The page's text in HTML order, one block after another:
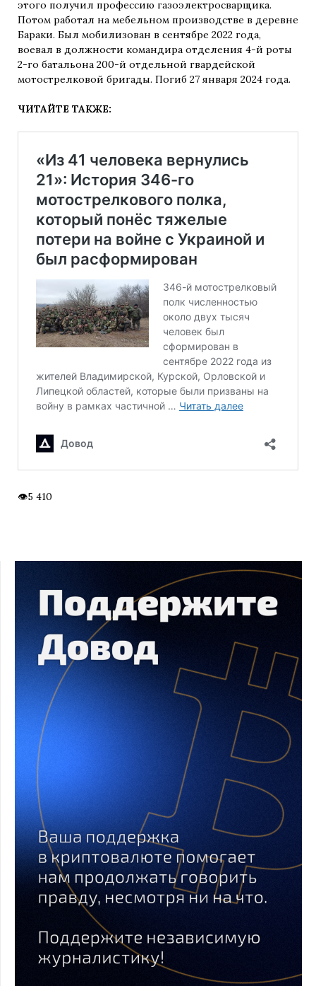
этого получил профессию газоэлектросварщика.
Потом работал на мебельном производстве в деревне
Бараки. Был мобилизован в сентябре 2022 года,
воевал в должности командира отделения 4-й роты
2-го батальона 200-й отдельной гвардейской
мотострелковой бригады. Погиб 27 января 2024 года.
ЧИТАЙТЕ ТАКЖЕ:
5 410